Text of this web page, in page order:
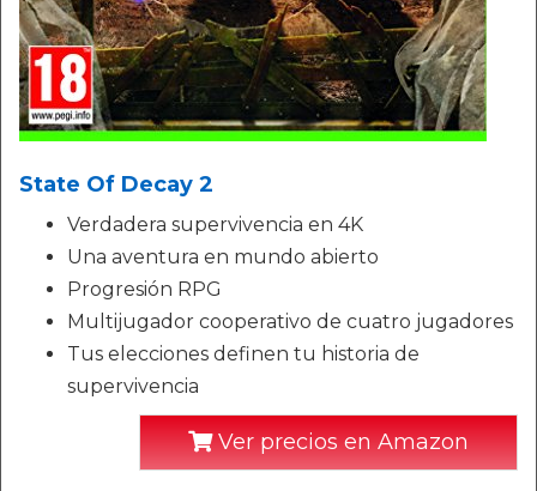
State Of Decay 2
Verdadera supervivencia en 4K
Una aventura en mundo abierto
Progresión RPG
Multijugador cooperativo de cuatro jugadores
Tus elecciones definen tu historia de
supervivencia
Ver precios en Amazon